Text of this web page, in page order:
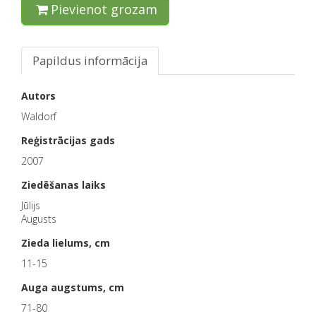
Pievienot grozam
Papildus informācija
Autors
Waldorf
Reģistrācijas gads
2007
Ziedēšanas laiks
Jūlijs
Augusts
Zieda lielums, cm
11-15
Auga augstums, cm
71-80